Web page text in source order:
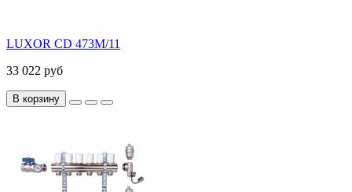
LUXOR CD 473M/11
33 022 руб
В корзину